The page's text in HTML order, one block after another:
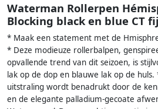
Waterman Rollerpen
Blocking black en blue CT
* Maak een statement met de
* Deze modieuze rollerbalpen,
opvallende trend van dit seizoen, is
lak op de dop en blauwe lak op de huls.
uitstraling wordt benadrukt door de
en de elegante palladium-gecoate